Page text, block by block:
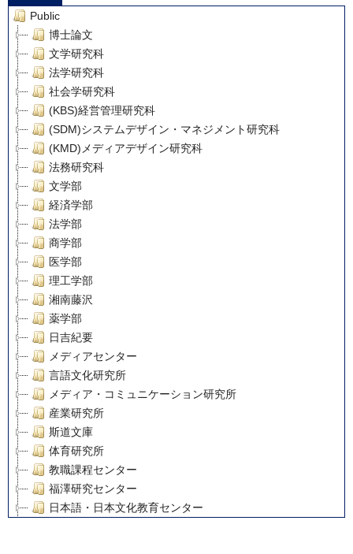
Public
博士論文
文学研究科
法学研究科
社会学研究科
(KBS)経営管理研究科
(SDM)システムデザイン・マネジメント研究科
(KMD)メディアデザイン研究科
法務研究科
文学部
経済学部
法学部
商学部
医学部
理工学部
湘南藤沢
薬学部
日吉紀要
メディアセンター
言語文化研究所
メディア・コミュニケーション研究所
産業研究所
斯道文庫
体育研究所
教職課程センター
福澤研究センター
日本語・日本文化教育センター